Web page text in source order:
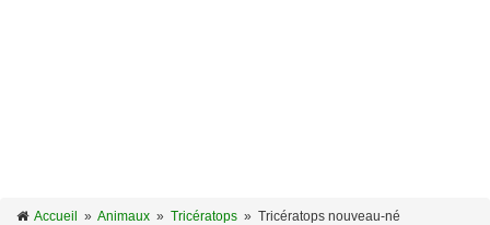
Accueil » Animaux » Tricératops » Tricératops nouveau-né